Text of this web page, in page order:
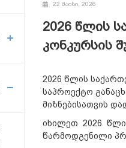
22 მაისი, 2026
2026 წლის
კონკურსის
2026 წლის
საპროექტო
მიზნებისათვის
იხილეთ 2026
წარმოდგენილი